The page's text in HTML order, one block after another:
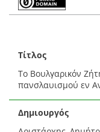
Τίτλος
Το Βουλγαρικόν
πανσλαυισμού εν
Δημιουργός